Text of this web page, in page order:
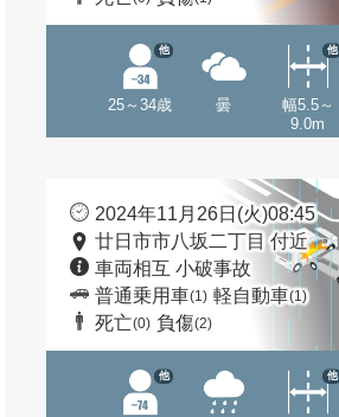
25～34歳
他
曇
幅5.5～
9.0m
他
2024年11月26日(火)08:45
廿日市市八坂二丁目 付近
車両相互 小破事故
普通乗用車(1) 軽自動車(1)
死亡(0) 負傷(2)
他 他